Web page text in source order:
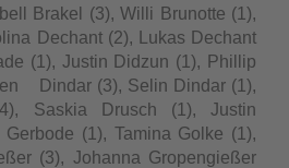
Brakel (3), Willi Brunotte (1),
Dechant (2), Lukas Dechant
(1), Justin Didzun (1), Phillip
Dindar (3), Selin Dindar (1),
Saskia Drusch (1), Justin
(1), Tamina Golke (1),
(3), Johanna Gropengießer